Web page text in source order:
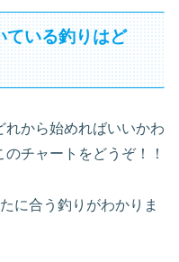
ている釣りはど
れから始めればいいかわ
チャートをどうぞ！！
に合う釣りがわかりま